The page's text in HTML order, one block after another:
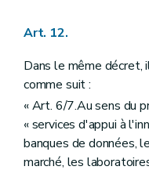
Art. 12.
Dans le même décret,
comme suit :
« Art. 6/7.Au sens du
« services d'appui à
banques de données,
marché, les